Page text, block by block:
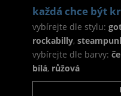
každá chce být
vybírejte dle stylu:
rockabilly,
vybírejte dle barvy:
bílá, růžová